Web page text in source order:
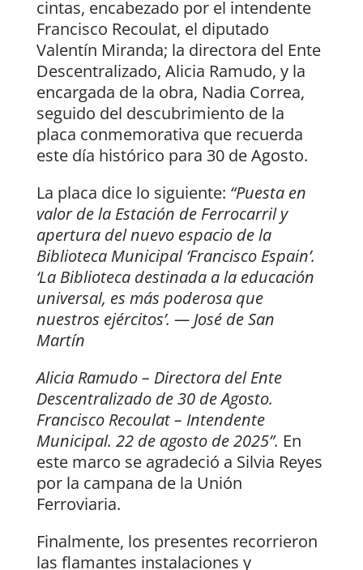
cintas, encabezado por el intendente
Francisco Recoulat, el diputado
Valentín Miranda; la directora del Ente
Descentralizado, Alicia Ramudo, y la
encargada de la obra, Nadia Correa,
seguido del descubrimiento de la
placa conmemorativa que recuerda
este día histórico para 30 de Agosto.
La placa dice lo siguiente: “Puesta en
valor de la Estación de Ferrocarril y
apertura del nuevo espacio de la
Biblioteca Municipal ‘Francisco Espain’.
‘La Biblioteca destinada a la educación
universal, es más poderosa que
nuestros ejércitos’. — José de San
Martín
Alicia Ramudo – Directora del Ente
Descentralizado de 30 de Agosto.
Francisco Recoulat – Intendente
Municipal. 22 de agosto de 2025”. En
este marco se agradeció a Silvia Reyes
por la campana de la Unión
Ferroviaria.
Finalmente, los presentes recorrieron
las flamantes instalaciones y